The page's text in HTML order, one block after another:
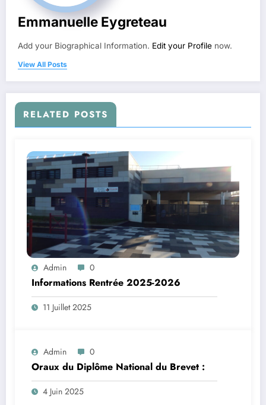
Emmanuelle Eygreteau
Add your Biographical Information. Edit your Profile now.
View All Posts
RELATED POSTS
Admin 0
Informations Rentrée 2025-2026
11 Juillet 2025
Admin 0
Oraux du Diplôme National du Brevet :
4 Juin 2025